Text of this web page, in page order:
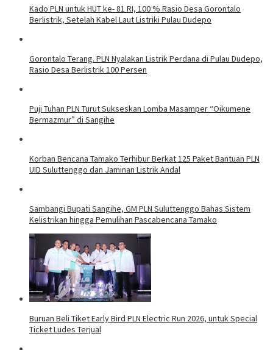
Kado PLN untuk HUT ke- 81 RI, 100 % Rasio Desa Gorontalo
Berlistrik, Setelah Kabel Laut Listriki Pulau Dudepo
Gorontalo Terang. PLN Nyalakan Listrik Perdana di Pulau Dudepo,
Rasio Desa Berlistrik 100 Persen
Puji Tuhan PLN Turut Sukseskan Lomba Masamper “Oikumene
Bermazmur” di Sangihe
Korban Bencana Tamako Terhibur Berkat 125 Paket Bantuan PLN
UID Suluttenggo dan Jaminan Listrik Andal
Sambangi Bupati Sangihe, GM PLN Suluttenggo Bahas Sistem
Kelistrikan hingga Pemulihan Pascabencana Tamako
Buruan Beli Tiket Early Bird PLN Electric Run 2026, untuk Special
Ticket Ludes Terjual